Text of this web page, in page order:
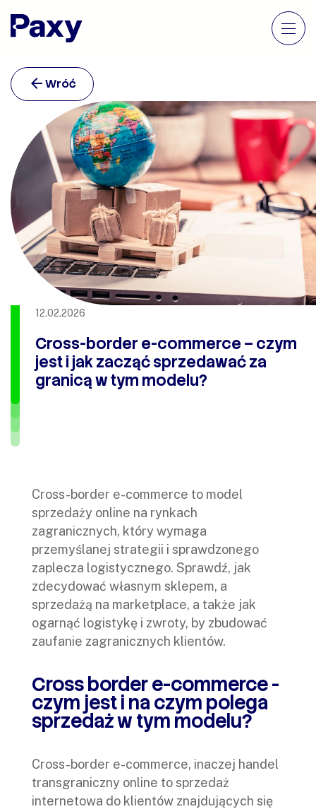
Wróć
12.02.2026
Cross-border e-commerce – czym
jest i jak zacząć sprzedawać za
granicą w tym modelu?
Cross-border e-commerce to model
sprzedaży online na rynkach
zagranicznych, który wymaga
przemyślanej strategii i sprawdzonego
zaplecza logistycznego. Sprawdź, jak
zdecydować własnym sklepem, a
sprzedażą na marketplace, a także jak
ogarnąć logistykę i zwroty, by zbudować
zaufanie zagranicznych klientów.
Cross border e-commerce -
czym jest i na czym polega
sprzedaż w tym modelu?
Cross-border e-commerce, inaczej handel
transgraniczny online to sprzedaż
internetowa do klientów znajdujących się